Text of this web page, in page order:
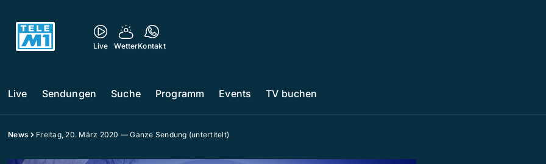
Live WetterKontakt
Live Sendungen Suche Programm Events TV buchen
News Freitag, 20. März 2020 — Ganze Sendung (untertitelt)